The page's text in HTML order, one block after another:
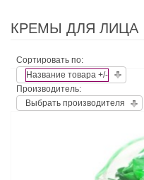
КРЕМЫ ДЛЯ ЛИЦА
Сортировать по:
Название товара +/-
Производитель:
Выбрать производителя